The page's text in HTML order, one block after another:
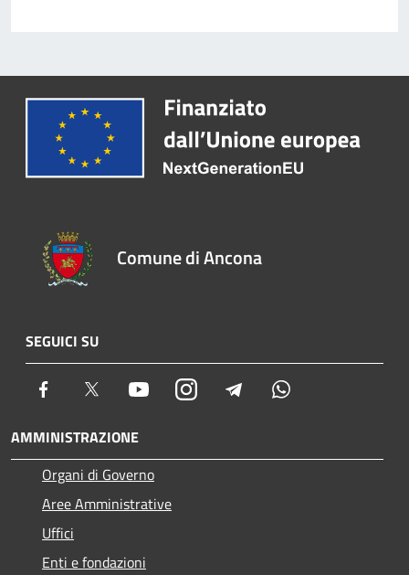
Comune di Ancona
SEGUICI SU
Facebook Twitter YoutubeInstagram Telegram
AMMINISTRAZIONE
Organi di Governo
Aree Amministrative
Uffici
Enti e fondazioni